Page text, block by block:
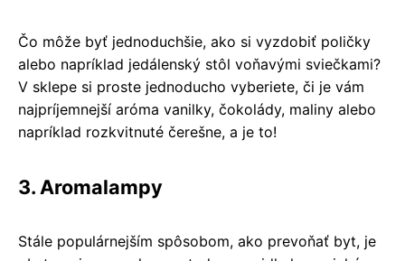
Čo môže byť jednoduchšie, ako si vyzdobiť poličky
alebo napríklad jedálenský stôl voňavými sviečkami?
V sklepe si proste jednoducho vyberiete, či je vám
najpríjemnejší aróma vanilky, čokolády, maliny alebo
napríklad rozkvitnuté čerešne, a je to!
3. Aromalampy
Stále populárnejším spôsobom, ako prevoňať byt, je